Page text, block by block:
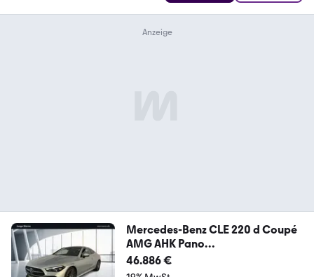
Mercedes-Benz CLE 220 d Coupé
AMG AHK Pano
Hinterachslenkung
46.886 €